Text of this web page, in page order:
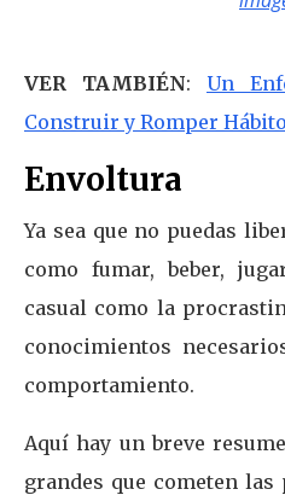
VER TAMBIÉN: Un
Construir y Romper
Envoltura
Ya sea que no puedas
como fumar, beber,
casual como la
conocimientos
comportamiento.
Aquí hay un breve
grandes que cometen las